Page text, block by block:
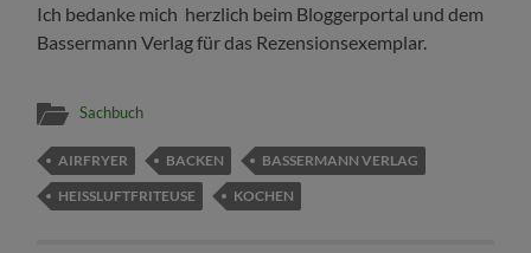
Ich bedanke mich herzlich beim Bloggerportal und dem
Bassermann Verlag für das Rezensionsexemplar.
Sachbuch
AIRFRYER BACKEN
BASSERMANN VERLAG
HEISSLUFTFRITEUSE
KOCHEN